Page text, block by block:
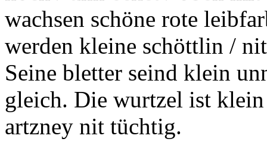
wachsen schöne rote
werden kleine schöttlin /
Seine bletter seind klein
gleich. Die wurtzel ist
artzney nit tüchtig.